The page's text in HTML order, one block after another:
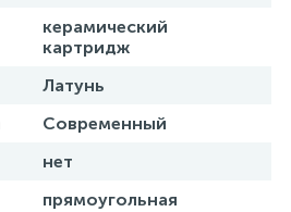
керамический
картридж
Латунь
Современный
нет
прямоугольная